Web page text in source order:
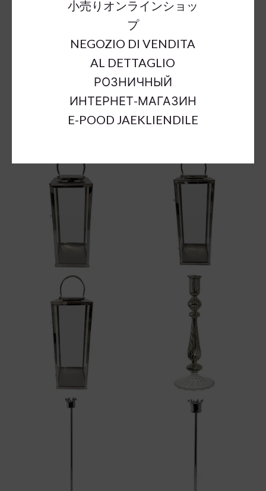
小売りオンラインショッ
プ
NEGOZIO DI VENDITA
AL DETTAGLIO
РОЗНИЧНЫЙ
ИНТЕРНЕТ-МАГАЗИН
E-POOD JAEKLIENDILE